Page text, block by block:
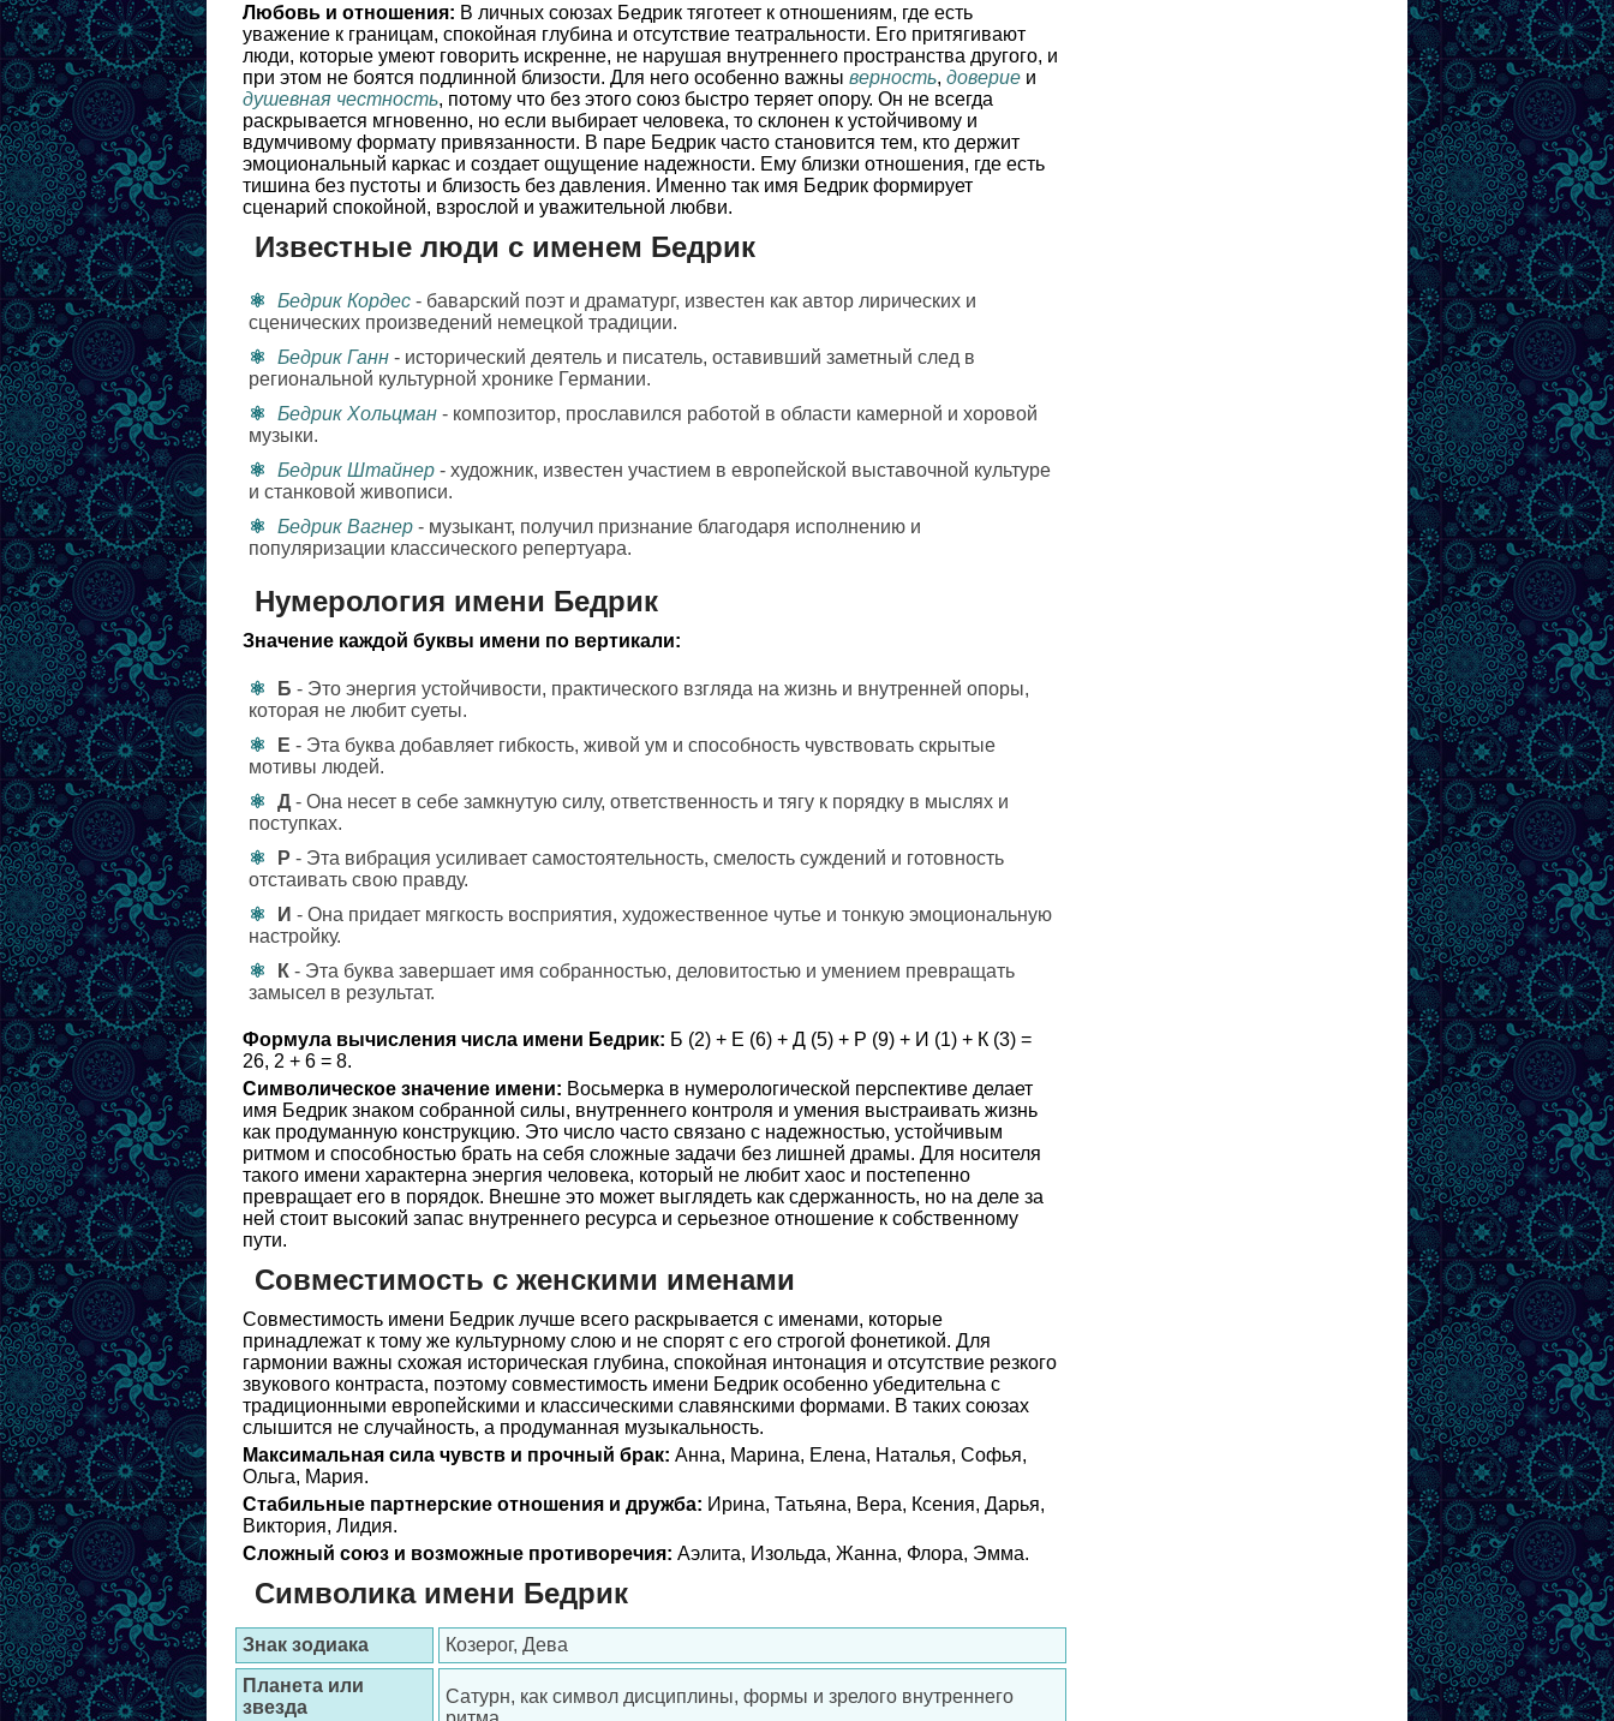
Любовь и отношения: В личных союзах Бедрик тяготеет к отношениям, где есть
уважение к границам, спокойная глубина и отсутствие театральности. Его притягивают
люди, которые умеют говорить искренне, не нарушая внутреннего пространства другого, и
при этом не боятся подлинной близости. Для него особенно важны верность, доверие и
душевная честность, потому что без этого союз быстро теряет опору. Он не всегда
раскрывается мгновенно, но если выбирает человека, то склонен к устойчивому и
вдумчивому формату привязанности. В паре Бедрик часто становится тем, кто держит
эмоциональный каркас и создает ощущение надежности. Ему близки отношения, где есть
тишина без пустоты и близость без давления. Именно так имя Бедрик формирует
сценарий спокойной, взрослой и уважительной любви.
Известные люди с именем Бедрик
Бедрик Кордес - баварский поэт и драматург, известен как автор лирических и
сценических произведений немецкой традиции.
Бедрик Ганн - исторический деятель и писатель, оставивший заметный след в
региональной культурной хронике Германии.
Бедрик Хольцман - композитор, прославился работой в области камерной и хоровой
музыки.
Бедрик Штайнер - художник, известен участием в европейской выставочной культуре
и станковой живописи.
Бедрик Вагнер - музыкант, получил признание благодаря исполнению и
популяризации классического репертуара.
Нумерология имени Бедрик
Значение каждой буквы имени по вертикали:
Б - Это энергия устойчивости, практического взгляда на жизнь и внутренней опоры,
которая не любит суеты.
Е - Эта буква добавляет гибкость, живой ум и способность чувствовать скрытые
мотивы людей.
Д - Она несет в себе замкнутую силу, ответственность и тягу к порядку в мыслях и
поступках.
Р - Эта вибрация усиливает самостоятельность, смелость суждений и готовность
отстаивать свою правду.
И - Она придает мягкость восприятия, художественное чутье и тонкую эмоциональную
настройку.
К - Эта буква завершает имя собранностью, деловитостью и умением превращать
замысел в результат.
Формула вычисления числа имени Бедрик: Б (2) + Е (6) + Д (5) + Р (9) + И (1) + К (3) =
26, 2 + 6 = 8.
Символическое значение имени: Восьмерка в нумерологической перспективе делает
имя Бедрик знаком собранной силы, внутреннего контроля и умения выстраивать жизнь
как продуманную конструкцию. Это число часто связано с надежностью, устойчивым
ритмом и способностью брать на себя сложные задачи без лишней драмы. Для носителя
такого имени характерна энергия человека, который не любит хаос и постепенно
превращает его в порядок. Внешне это может выглядеть как сдержанность, но на деле за
ней стоит высокий запас внутреннего ресурса и серьезное отношение к собственному
пути.
Совместимость с женскими именами
Совместимость имени Бедрик лучше всего раскрывается с именами, которые
принадлежат к тому же культурному слою и не спорят с его строгой фонетикой. Для
гармонии важны схожая историческая глубина, спокойная интонация и отсутствие резкого
звукового контраста, поэтому совместимость имени Бедрик особенно убедительна с
традиционными европейскими и классическими славянскими формами. В таких союзах
слышится не случайность, а продуманная музыкальность.
Максимальная сила чувств и прочный брак: Анна, Марина, Елена, Наталья, Софья,
Ольга, Мария.
Стабильные партнерские отношения и дружба: Ирина, Татьяна, Вера, Ксения, Дарья,
Виктория, Лидия.
Сложный союз и возможные противоречия: Аэлита, Изольда, Жанна, Флора, Эмма.
Символика имени Бедрик
Знак зодиака
Козерог, Дева
Планета или
звезда
Сатурн, как символ дисциплины, формы и зрелого внутреннего